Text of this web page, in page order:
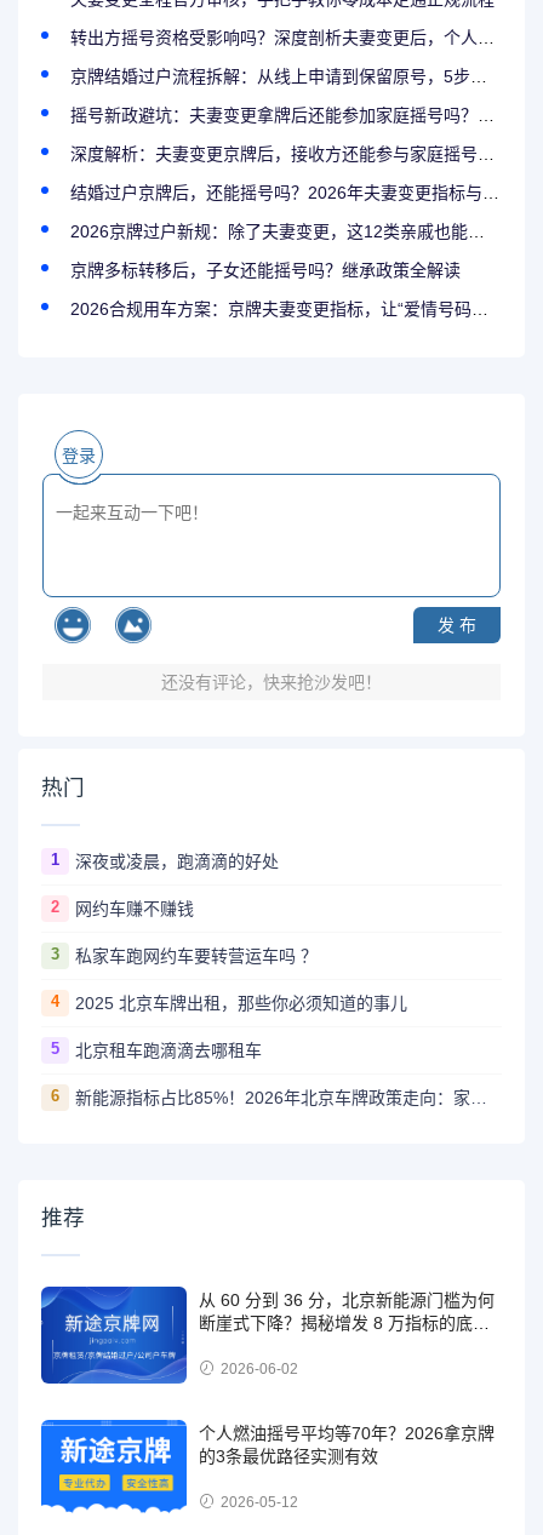
转出方摇号资格受影响吗？深度剖析夫妻变更后，个人与家庭指标的权益变化
京牌结婚过户流程拆解：从线上申请到保留原号，5步完成夫妻变更
摇号新政避坑：夫妻变更拿牌后还能参加家庭摇号吗？千万别踩这个雷区
深度解析：夫妻变更京牌后，接收方还能参与家庭摇号吗？指标与过户的冲突点
结婚过户京牌后，还能摇号吗？2026年夫妻变更指标与家庭摇号的冲突解答
2026京牌过户新规：除了夫妻变更，这12类亲戚也能合法过户京牌了！
京牌多标转移后，子女还能摇号吗？继承政策全解读
2026合规用车方案：京牌夫妻变更指标，让“爱情号码牌”永久传承
登录
发 布
还没有评论，快来抢沙发吧！
热门
1 深夜或凌晨，跑滴滴的好处
2 网约车赚不赚钱
3 私家车跑网约车要转营运车吗 ？
4 2025 北京车牌出租，那些你必须知道的事儿
5 北京租车跑滴滴去哪租车
6
推荐
从 60 分到 36 分，北京新能源门槛为何
断崖式下降？揭秘增发 8 万指标的底层
2026-06-02
个人燃油摇号平均等70年？2026拿京牌
的3条最优路径实测有效
2026-05-12